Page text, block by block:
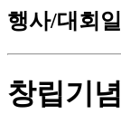
행사/대회
창립기